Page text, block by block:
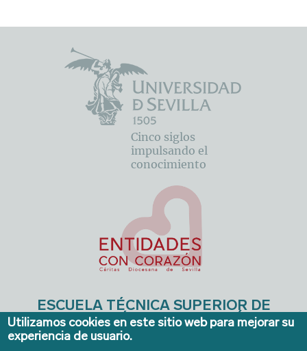
Cinco siglos
impulsando el
conocimiento
ESCUELA TÉCNICA SUPERIOR DE
INGENIERÍA DE EDIFICACIÓN
Avda. de la Reina Mercedes, 4A - Sevilla 41012. Teléfonos:
Utilizamos cookies en este sitio web para mejorar su
experiencia de usuario.